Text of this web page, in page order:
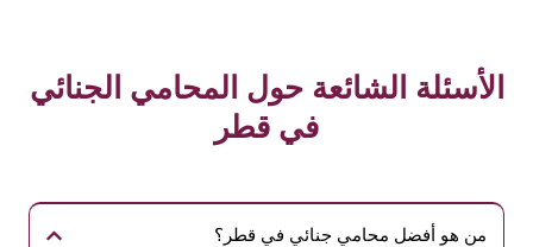
الأسئلة الشائعة حول المحامي الجنائي
في قطر
من هو أفضل محامي جنائي في قطر؟